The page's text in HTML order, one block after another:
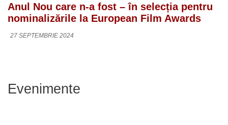
Anul Nou care n-a fost – în selecția pentru
nominalizările la European Film Awards
27 SEPTEMBRIE 2024
Evenimente